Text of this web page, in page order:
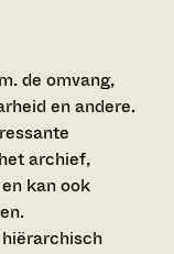
de omvang,
en andere.
archief,
kan ook